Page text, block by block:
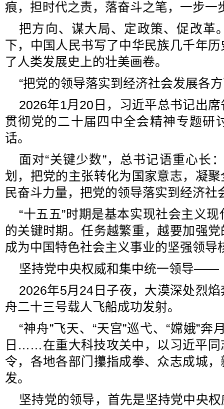
痕，担时代之责，落奋斗之笔，一步一
把方向、谋大局、定政策、促改革
下，中国人民书写了中华民族几千年
了人类发展史上的壮美画卷。
“把党的领导落实到经济社会发展各
2026年1月20日，习近平总书记出
贯彻党的二十届四中全会精神专题研
话。
面对“关键少数”，总书记语重心长
划，把党的主张转化为国家意志，凝
民奋斗力量，把党的领导落实到经济社
“十五五”时期是基本实现社会主义
的关键时期。任务越繁重，越要加强
成为中国特色社会主义事业的坚强领导
坚持党中央权威和集中统一领导——
2026年5月24日子夜，大漠深处烈
舟二十三号载人飞船成功发射。
“神舟”飞天、“天宫”巡弋、“嫦娥”奔
日……在重大科技攻关中，以习近平同
令，各地各部门攥指成拳、众志成城
发。
坚持党的领导，首先是坚持党中央